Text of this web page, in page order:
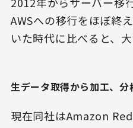
AWSへの移行をほぼ終
いた時代に比べると、
生データ取得から加工、
現在同社はAmazon